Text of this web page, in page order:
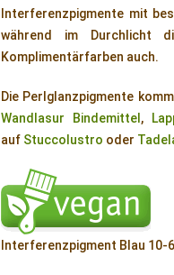
Interferenzpigmente mit
während im Durchlicht
Komplimentärfarben auch.
Die Perlglanzpigmente
Wandlasur Bindemittel ,
auf Stuccolustro oder
Interferenzpigment Blau 10-